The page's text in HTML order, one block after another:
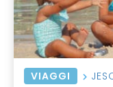
VIAGGI